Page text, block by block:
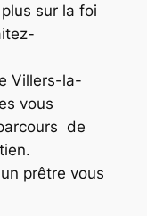
sur la foi
Villers-la-
vous
de
prêtre vous